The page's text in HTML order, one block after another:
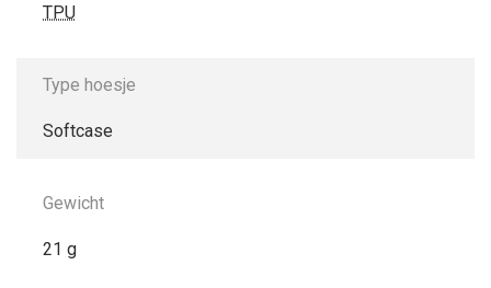
TPU
Type hoesje
Softcase
Gewicht
21 g